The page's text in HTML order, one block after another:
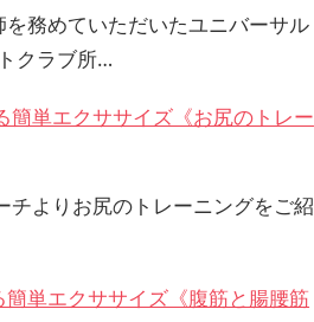
を務めていただいたユニバーサル
クラブ所…
簡単エクササイズ《お尻のトレー
チよりお尻のトレーニングをご紹
簡単エクササイズ《腹筋と腸腰筋